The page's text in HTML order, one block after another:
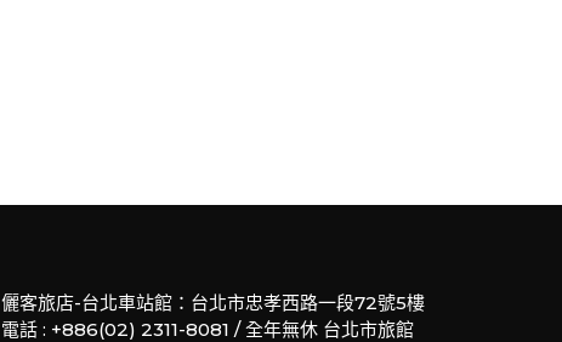
儷客旅店-台北車站館：台北市忠孝西路一段72號5樓
電話 : +886(02) 2311-8081 / 全年無休 台北市旅館